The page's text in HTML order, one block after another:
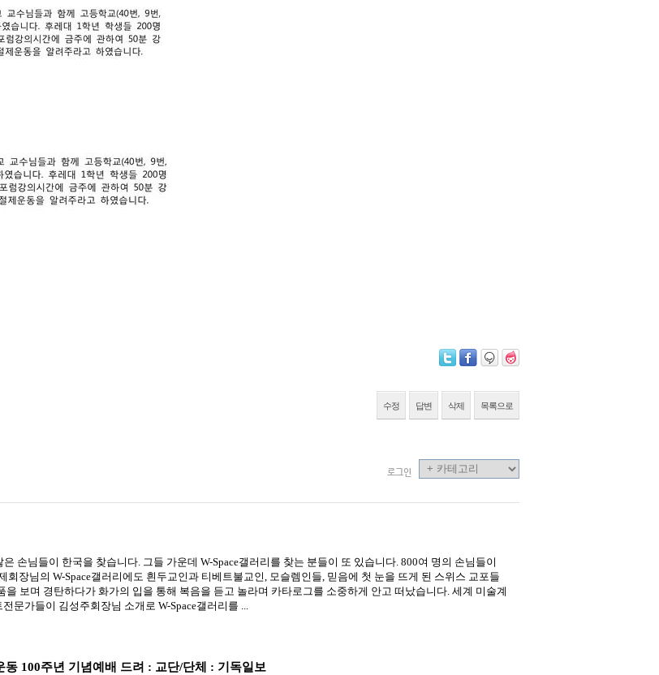
수정 답변 삭제 목록으로
로그인
손님들이 한국을 찾습니다. 그들 가운데 W-Space갤러리를 찾는 분들이 또 있습니다. 800여 명의 손님들이
회장님의 W-Space갤러리에도 흰두교인과 티베트불교인, 모슬렘인들, 믿음에 첫 눈을 뜨게 된 스위스 교포들
보며 경탄하다가 화가의 입을 통해 복음을 듣고 놀라며 카타로그를 소중하게 안고 떠났습니다. 세계 미술계
문가들이 김성주회장님 소개로 W-Space갤러리를 ...
100주년 기념예배 드려 : 교단/단체 : 기독일보